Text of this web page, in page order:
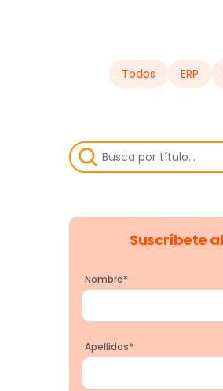
Todos ERP
Suscríbete
Nombre*
Apellidos*